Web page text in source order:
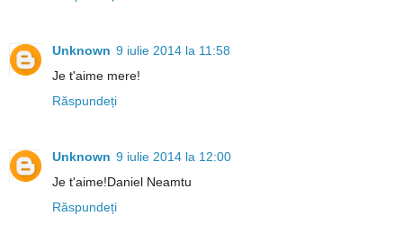
Unknown 9 iulie 2014 la 11:58
Je t'aime mere!
Răspundeți
Unknown 9 iulie 2014 la 12:00
Je t'aime!Daniel Neamtu
Răspundeți